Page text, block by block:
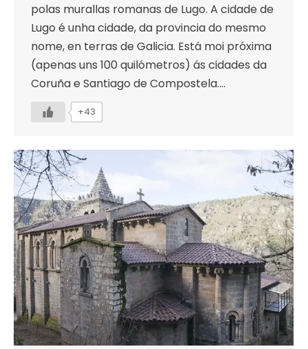
polas murallas romanas de Lugo. A cidade de
Lugo é unha cidade, da provincia do mesmo
nome, en terras de Galicia. Está moi próxima
(apenas uns 100 quilómetros) ás cidades da
Coruña e Santiago de Compostela.…
+43